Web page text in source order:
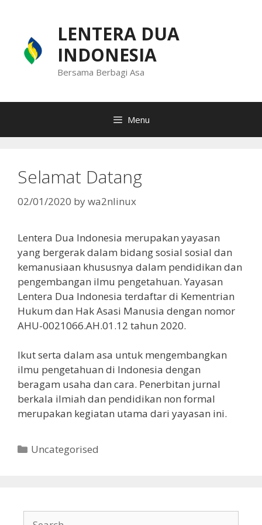
content
LENTERA DUA
INDONESIA
Bersama Berbagi Asa
Menu
Selamat Datang
02/01/2020 bywa2nlinux
Lentera Dua Indonesia merupakan yayasan
yang bergerak dalam bidang sosial sosial dan
kemanusiaan khususnya dalam pendidikan dan
pengembangan ilmu pengetahuan. Yayasan
Lentera Dua Indonesia terdaftar di Kementrian
Hukum dan Hak Asasi Manusia dengan nomor
AHU-0021066.AH.01.12 tahun 2020.
Ikut serta dalam asa untuk mengembangkan
ilmu pengetahuan di Indonesia dengan
beragam usaha dan cara. Penerbitan jurnal
berkala ilmiah dan pendidikan non formal
merupakan kegiatan utama dari yayasan ini.
Categories
Uncategorised